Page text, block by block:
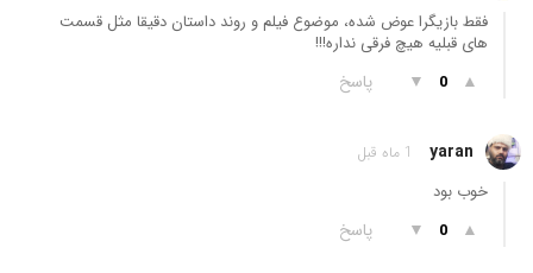
فقط بازیگرا عوض شده، موضوع فیلم و روند داستان دقیقا مثل قسمت
های قبلیه هیچ فرقی نداره!!!
▲
0
▼ پاسخ
yaran 1 ماه قبل
خوب بود
▲
0
▼ پاسخ